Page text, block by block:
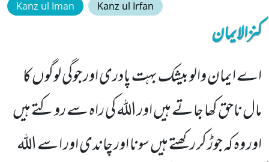
Kanz ul Iman Kanz ul Irfan
کنزالایمان
اے ایمان والو بیشک بہت پادری اور جوگی لوگوں کا
مال ناحق کھا جاتے ہیں اور اللہ کی راہ سے روکتے ہیں
اور وہ کہ جوڑ کر رکھتے ہیں سونا اور چاندی اور اسے اللہ